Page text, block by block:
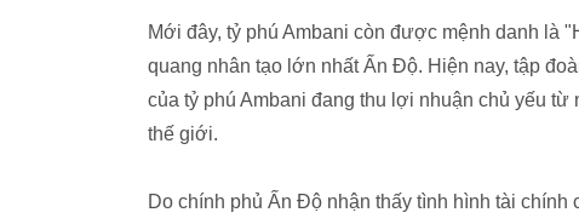
Mới đây, tỷ phú Ambani còn được mệnh danh là
quang nhân tạo lớn nhất Ấn Độ. Hiện nay, tập
của tỷ phú Ambani đang thu lợi nhuận chủ yếu
thế giới.
Do chính phủ Ấn Độ nhận thấy tình hình tài